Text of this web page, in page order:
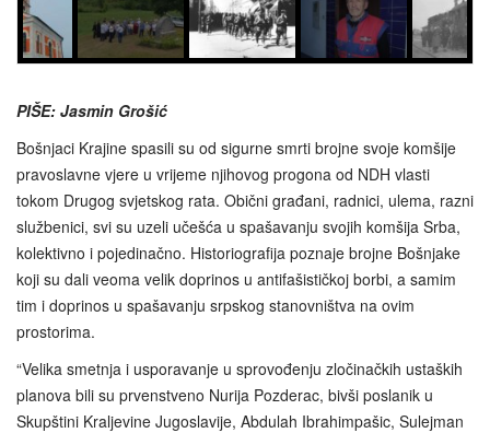
PIŠE: Jasmin Grošić
Bošnjaci Krajine spasili su od sigurne smrti brojne svoje komšije
pravoslavne vjere u vrijeme njihovog progona od NDH vlasti
tokom Drugog svjetskog rata. Obični građani, radnici, ulema, razni
službenici, svi su uzeli učešća u spašavanju svojih komšija Srba,
kolektivno i pojedinačno. Historiografija poznaje brojne Bošnjake
koji su dali veoma velik doprinos u antifašističkoj borbi, a samim
tim i doprinos u spašavanju srpskog stanovništva na ovim
prostorima.
“Velika smetnja i usporavanje u sprovođenju zločinačkih ustaških
planova bili su prvenstveno Nurija Pozderac, bivši poslanik u
Skupštini Kraljevine Jugoslavije, Abdulah Ibrahimpašic, Sulejman